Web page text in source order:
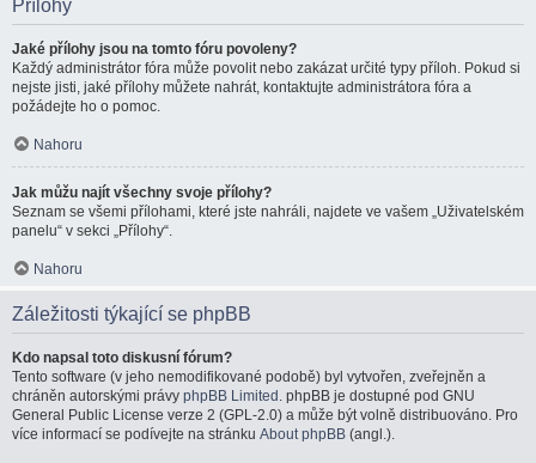
Přílohy
Jaké přílohy jsou na tomto fóru povoleny?
Každý administrátor fóra může povolit nebo zakázat určité typy příloh. Pokud si
nejste jisti, jaké přílohy můžete nahrát, kontaktujte administrátora fóra a
požádejte ho o pomoc.
Nahoru
Jak můžu najít všechny svoje přílohy?
Seznam se všemi přílohami, které jste nahráli, najdete ve vašem „Uživatelském
panelu“ v sekci „Přílohy“.
Nahoru
Záležitosti týkající se phpBB
Kdo napsal toto diskusní fórum?
Tento software (v jeho nemodifikované podobě) byl vytvořen, zveřejněn a
chráněn autorskými právy phpBB Limited . phpBB je dostupné pod GNU
General Public License verze 2 (GPL-2.0) a může být volně distribuováno. Pro
více informací se podívejte na stránku About phpBB (angl.).